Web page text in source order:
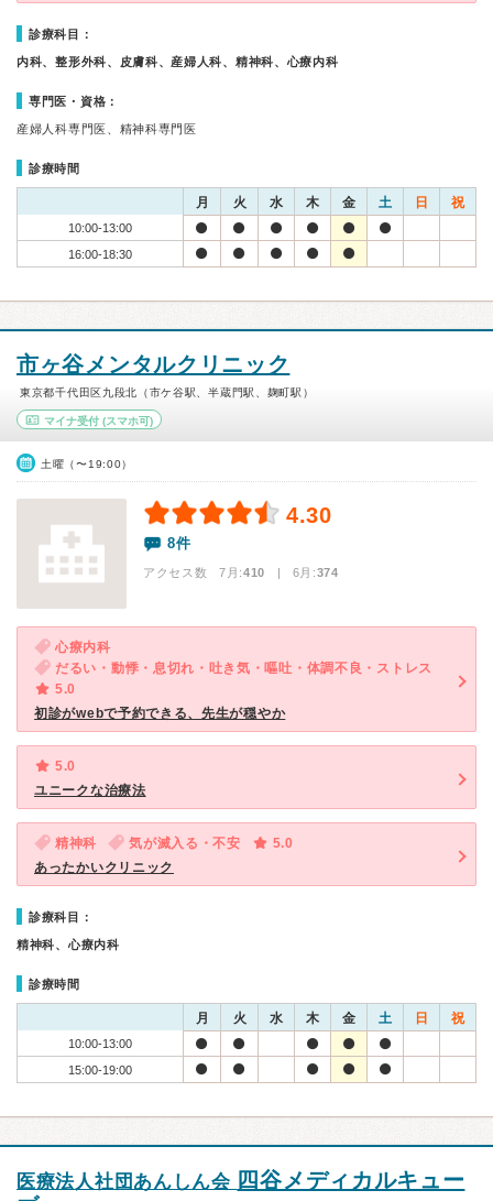
診療科目：
内科、整形外科、皮膚科、産婦人科、精神科、心療内科
専門医・資格：
産婦人科専門医、精神科専門医
診療時間
月 火 水 木 金 土 日 祝
10:00-13:00
16:00-18:30
市ヶ谷メンタルクリニック
東京都千代田区九段北（市ケ谷駅、半蔵門駅、麹町駅）
マイナ受付 (スマホ可)
土曜（〜19:00）
4.30
8件
アクセス数 7月:410 | 6月:374
心療内科
だるい・動悸・息切れ・吐き気・嘔吐・体調不良・ストレス
5.0
初診がwebで予約できる、先生が穏やか
5.0
ユニークな治療法
精神科 気が滅入る・不安
5.0
あったかいクリニック
診療科目：
精神科、心療内科
診療時間
月 火 水 木 金 土 日 祝
10:00-13:00
15:00-19:00
医療法人社団あんしん会 四谷メディカルキュー